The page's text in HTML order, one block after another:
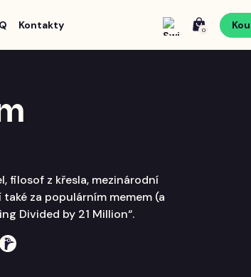
Kontakty 0
filosof z křesla, mezinárodní
za populárním memem (a
Divided by 21 Million“.